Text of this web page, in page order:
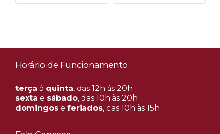
Horário de Funcionamento
terça à quinta, das 12h às 20h
sexta e sábado, das 10h às 20h
domingose feriados, das 10h às 15h